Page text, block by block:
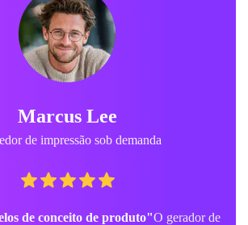
Marcus Lee
de impressão sob demanda
de conceito de produto"O gerador de